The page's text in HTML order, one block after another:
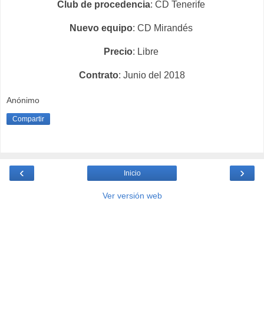
Club de procedencia: CD Tenerife
Nuevo equipo: CD Mirandés
Precio: Libre
Contrato: Junio del 2018
Anónimo
Compartir
‹ ›
Inicio
Ver versión web